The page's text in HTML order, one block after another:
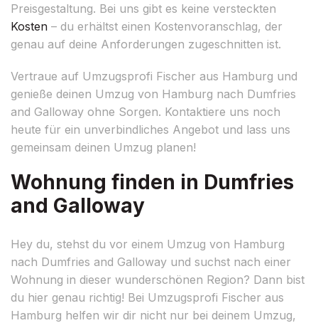
Preisgestaltung. Bei uns gibt es keine versteckten
Kosten – du erhältst einen Kostenvoranschlag, der
genau auf deine Anforderungen zugeschnitten ist.
Vertraue auf Umzugsprofi Fischer aus Hamburg und
genieße deinen Umzug von Hamburg nach Dumfries
and Galloway ohne Sorgen. Kontaktiere uns noch
heute für ein unverbindliches Angebot und lass uns
gemeinsam deinen Umzug planen!
Wohnung finden in Dumfries
and Galloway
Hey du, stehst du vor einem Umzug von Hamburg
nach Dumfries and Galloway und suchst nach einer
Wohnung in dieser wunderschönen Region? Dann bist
du hier genau richtig! Bei Umzugsprofi Fischer aus
Hamburg helfen wir dir nicht nur bei deinem Umzug,